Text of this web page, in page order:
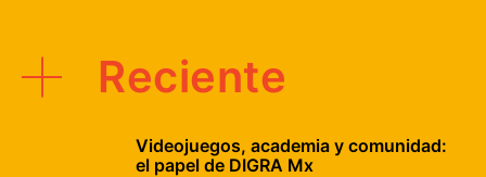
Reciente
Videojuegos, academia y comunidad:
el papel de DIGRA Mx